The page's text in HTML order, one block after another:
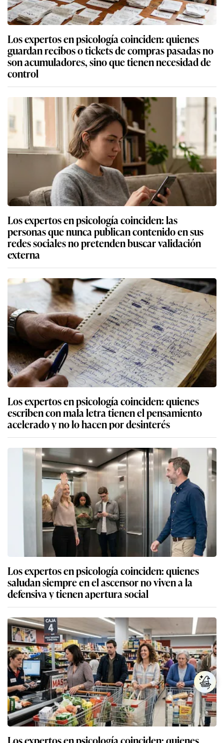
Los expertos en psicología coinciden: quienes
guardan recibos o tickets de compras pasadas no
son acumuladores, sino que tienen necesidad de
control
Los expertos en psicología coinciden: las
personas que nunca publican contenido en sus
redes sociales no pretenden buscar validación
externa
Los expertos en psicología coinciden: quienes
escriben con mala letra tienen el pensamiento
acelerado y no lo hacen por desinterés
Los expertos en psicología coinciden: quienes
saludan siempre en el ascensor no viven a la
defensiva y tienen apertura social
Los expertos en psicología coinciden: quienes